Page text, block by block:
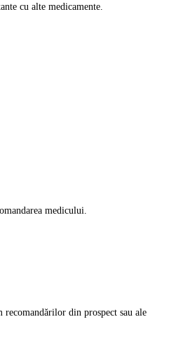
cu alte medicamente.
medicului.
din prospect sau ale